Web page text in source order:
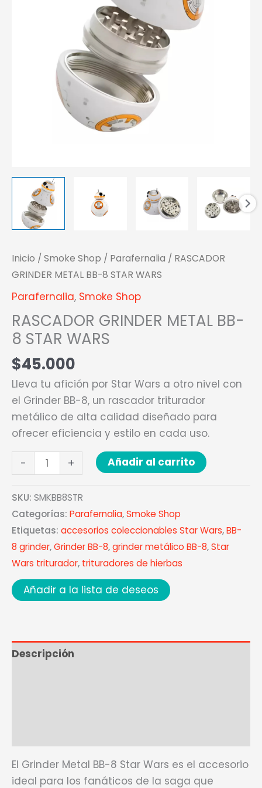
Inicio / Smoke Shop / Parafernalia / RASCADOR
GRINDER METAL BB-8 STAR WARS
Parafernalia, Smoke Shop
RASCADOR GRINDER METAL BB-
8 STAR WARS
$45.000
Lleva tu afición por Star Wars a otro nivel con
el Grinder BB-8, un rascador triturador
metálico de alta calidad diseñado para
ofrecer eficiencia y estilo en cada uso.
- + Añadir al carrito
SKU: SMKBB8STR
Categorías: Parafernalia,Smoke Shop
Etiquetas: accesorios coleccionables Star Wars,BB-
8 grinder,Grinder BB-8,grinder metálico BB-8,Star
Wars triturador, trituradores de hierbas
Añadir a la lista de deseos
Descripción
El Grinder Metal BB-8 Star Wars es el accesorio
ideal para los fanáticos de la saga que